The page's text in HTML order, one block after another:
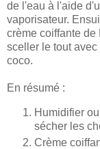
de l'eau à l'aide
vaporisateur.
crème coiffante de
sceller le tout
coco.
En résumé :
Humidifier
sécher les
Crème